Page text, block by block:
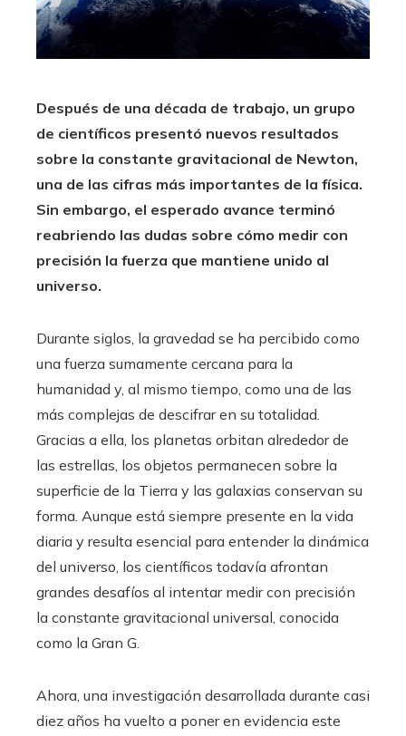
Después de una década de trabajo, un grupo
de científicos presentó nuevos resultados
sobre la constante gravitacional de Newton,
una de las cifras más importantes de la física.
Sin embargo, el esperado avance terminó
reabriendo las dudas sobre cómo medir con
precisión la fuerza que mantiene unido al
universo.
Durante siglos, la gravedad se ha percibido como
una fuerza sumamente cercana para la
humanidad y, al mismo tiempo, como una de las
más complejas de descifrar en su totalidad.
Gracias a ella, los planetas orbitan alrededor de
las estrellas, los objetos permanecen sobre la
superficie de la Tierra y las galaxias conservan su
forma. Aunque está siempre presente en la vida
diaria y resulta esencial para entender la dinámica
del universo, los científicos todavía afrontan
grandes desafíos al intentar medir con precisión
la constante gravitacional universal, conocida
como la Gran G.
Ahora, una investigación desarrollada durante casi
diez años ha vuelto a poner en evidencia este